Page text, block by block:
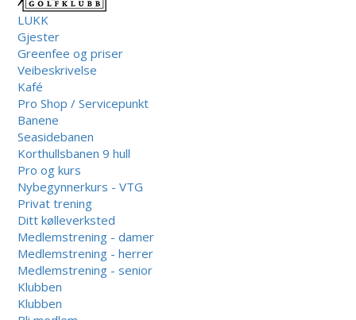
LUKK
Gjester
Greenfee og priser
Veibeskrivelse
Kafé
Pro Shop / Servicepunkt
Banene
Seasidebanen
Korthullsbanen 9 hull
Pro og kurs
Nybegynnerkurs - VTG
Privat trening
Ditt kølleverksted
Medlemstrening - damer
Medlemstrening - herrer
Medlemstrening - senior
Klubben
Klubben